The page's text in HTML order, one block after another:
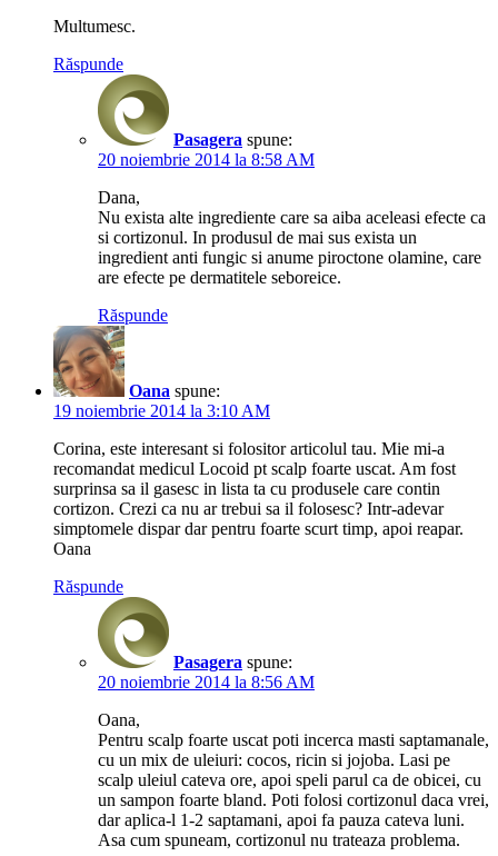
Multumesc.
Răspunde
Pasagera spune:
20 noiembrie 2014 la 8:58 AM
Dana,
Nu exista alte ingrediente care sa aiba aceleasi efecte ca
si cortizonul. In produsul de mai sus exista un
ingredient anti fungic si anume piroctone olamine, care
are efecte pe dermatitele seboreice.
Răspunde
Oana spune:
19 noiembrie 2014 la 3:10 AM
Corina, este interesant si folositor articolul tau. Mie mi-a
recomandat medicul Locoid pt scalp foarte uscat. Am fost
surprinsa sa il gasesc in lista ta cu produsele care contin
cortizon. Crezi ca nu ar trebui sa il folosesc? Intr-adevar
simptomele dispar dar pentru foarte scurt timp, apoi reapar.
Oana
Răspunde
Pasagera spune:
20 noiembrie 2014 la 8:56 AM
Oana,
Pentru scalp foarte uscat poti incerca masti saptamanale,
cu un mix de uleiuri: cocos, ricin si jojoba. Lasi pe
scalp uleiul cateva ore, apoi speli parul ca de obicei, cu
un sampon foarte bland. Poti folosi cortizonul daca vrei,
dar aplica-l 1-2 saptamani, apoi fa pauza cateva luni.
Asa cum spuneam, cortizonul nu trateaza problema.